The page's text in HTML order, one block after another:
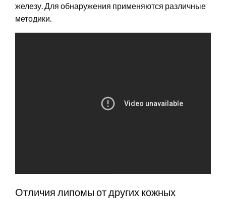
железу. Для обнаружения применяются различные
методики.
Отличия липомы от других кожных